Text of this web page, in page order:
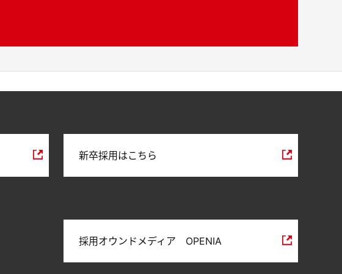
新卒採用はこちら
採用オウンドメディア OPENIA